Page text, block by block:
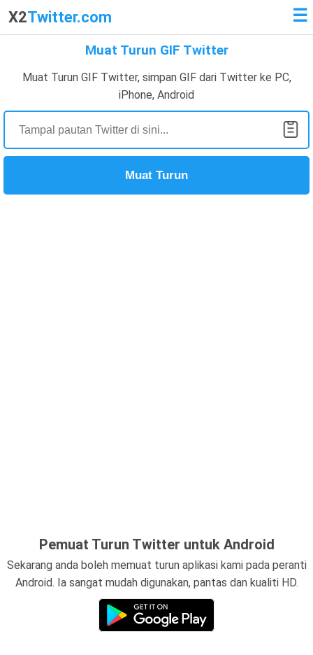
X2Twitter.com ☰
Muat Turun GIF Twitter
Muat Turun GIF Twitter, simpan GIF dari Twitter ke PC,
iPhone, Android
Muat Turun
Pemuat Turun Twitter untuk Android
Sekarang anda boleh memuat turun aplikasi kami pada peranti
Android. Ia sangat mudah digunakan, pantas dan kualiti HD.